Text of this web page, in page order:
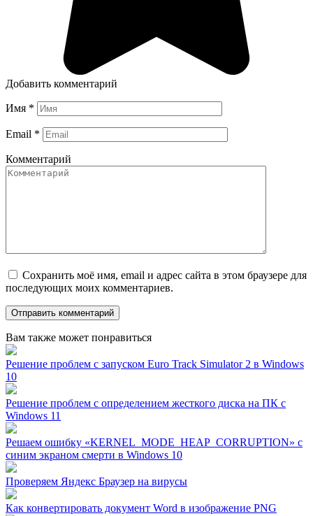
Добавить комментарий
Имя *
Email *
Комментарий
Сохранить моё имя, email и адрес сайта в этом браузере для
последующих моих комментариев.
Вам также может понравиться
Решение проблем с запуском Euro Track Simulator 2 в Windows
10
Решение проблем с определением жесткого диска на ПК с
Windows 11
Решаем ошибку «KERNEL_MODE_HEAP_CORRUPTION» с
синим экраном смерти в Windows 10
Проверяем Яндекс Браузер на вирусы
Как конвертировать документ Word в изображение PNG